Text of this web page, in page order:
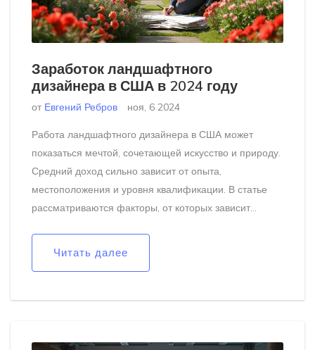
Заработок ландшафтного
дизайнера в США в 2024 году
от Евгений Ребров ноя, 6 2024
Работа ландшафтного дизайнера в США может
показаться мечтой, сочетающей искусство и природу.
Средний доход сильно зависит от опыта,
местоположения и уровня квалификации. В статье
рассматриваются факторы, от которых зависит
как изменялись зарплаты в этой профессии за
востребованы сегодня.
Читать далее